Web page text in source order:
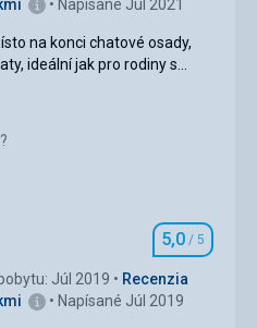
Napísané Júl 2021
na konci chatové osady,
ideální jak pro rodiny s
túry v nedalekých
na konci chatové osady,
zahrada, tak i jako klidné
túry v nedalekých
5,0/ 5
5,0
Hodnotenie
5,0 / 5
Júl 2019
Recenzia
Napísané Júl 2019